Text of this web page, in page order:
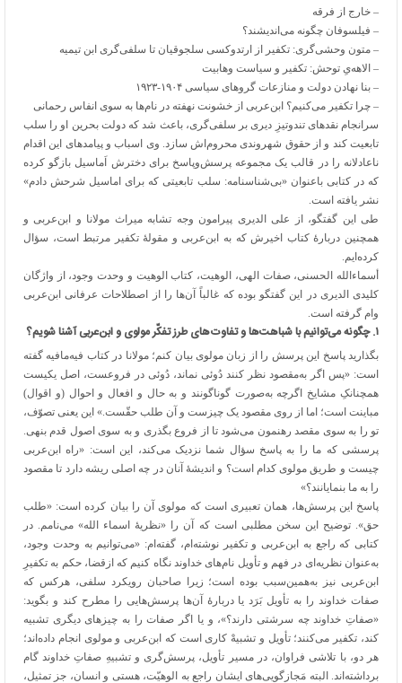
– خارج از فرقه
– فیلسوفان چگونه می‌اندیشند؟
– متون وحشی‌گری: تکفیر از ارتدوکسی سلجوقیان تا سلفی‌گری ابن تیمیه
– الاهه‌یِ توحش: تکفیر و سیاست وهابیت
– بنا نهادن دولت و منازعات گروهای سیاسی ۱۹۰۴-۱۹۲۳
– چرا تکفیر می‌کنیم؟ ابن‌عربی از خشونت نهفته در نام‌ها به سوی انفاس رحمانی
سرانجام نقدهای تندوتیزِ دیری بر سلفی‌گری، باعث شد که دولت بحرین او را سلب
تابعیت کند و از حقوق شهروندی محروم‌اش سازد. وی اسباب و پیامدهای این اقدام
ناعادلانه را در قالب یک مجموعه پرسش‌وپاسخ برای دخترش اَماسیل بازگو کرده
که در کتابی باعنوان «بی‌شناسنامه: سلب تابعیتی که برای اماسیل شرحش دادم»
نشر یافته است.
طی این گفتگو، از علی الدیری پیرامون وجه تشابه میراث مولانا و ابن‌عربی و
همچنین دربارهٔ کتاب اخیرش که به ابن‌عربی و مقولهٔ تکفیر مرتبط است، سؤال
کرده‌ایم.
أسماءالله الحسنی، صفات الهی، الوهیت، کتاب الوهیت و وحدت وجود، از واژگان
کلیدی الدیری در این گفتگو بوده که غالباً آن‌ها را از اصطلاحات عرفانی ابن‌عربی
وام گرفته است.
۱.چگونه می‌توانیم با شباهت‌ها و تفاوت‌های طرز تفکّر مولوی و ابن‌عربی آشنا شویم؟
بگذارید پاسخ این پرسش را از زبان مولوی بیان کنم؛ مولانا در کتاب فیه‌مافیه گفته
است: «پس اگر به‌مقصود نظر کنند دُوئی نماند، دُوئی در فروعست، اصل یکیست
همچنانکِ مشایخ اگرچه به‌صورت گوناگونند و به حال و افعال و احوال (و اقوال)
مباینت است؛ اما از روی مقصود یک چیزست و آن طلب حقّست.» این یعنی تصوّف،
تو را به سوی مقصد رهنمون می‌شود تا از فروع بگذری و به سوی اصول قدم بنهی.
پرسشی که ما را به پاسخ سؤال شما نزدیک می‌کند، این است: «راه ابن‌عربی
چیست و طریق مولوی کدام است؟ و اندیشهٔ آنان در چه اصلی ریشه دارد تا مقصود
را به ما بنمایانند؟»
پاسخ این پرسش‌ها، همان تعبیری است که مولوی آن را بیان کرده است: «طلب
حق». توضیح این سخن مطلبی است که آن را «نظریهٔ اسماء الله» می‌نامم. در
کتابی که راجع به ابن‌عربی و تکفیر نوشته‌ام، گفته‌ام: «می‌توانیم به وحدت وجود،
به‌عنوان نظریه‌ای در فهم و تأویل نام‌های خداوند نگاه کنیم که ازقضا، حکم به تکفیرِ
ابن‌عربی نیز به‌همین‌سبب بوده است؛ زیرا صاحبان رویکرد سلفی، هرکس که
صفات خداوند را به تأویل بَرَد یا دربارهٔ آن‌ها پرسش‌هایی را مطرح کند و بگوید:
«صفاتِ خداوند چه سرشتی دارند؟»، و یا اگر صفات را به چیزهای دیگری تشبیه
کند، تکفیر می‌کنند؛ تأویل و تشبیهْ کاری است که ابن‌عربی و مولوی انجام داده‌اند؛
هر دو، با تلاشی فراوان، در مسیر تأویل، پرسش‌گری و تشبیهِ صفاتِ خداوند گام
برداشته‌اند. البته مَجازگویی‌های ایشان راجع به الوهیّت، هستی و انسان، جز تمثیل،